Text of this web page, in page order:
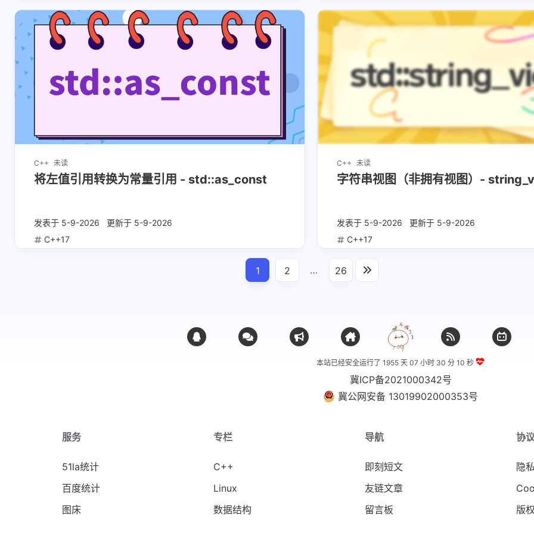
C++ 未读
将左值引用转换为常量引用 - std::as_const
发表于 5-9-2026 更新于 5-9-2026
C++17
C++ 未读
字符串视图（非拥有视图）-
发表于 5-9-2026 更新于 5-9-2026
C++17
1 2 … 26
本站已经安全运行了 1955 天 07 小时 30 分 11 秒
冀ICP备2021000342号
冀公网安备 13019902000353号
服务
51la统计
百度统计
图床
专栏
C++
Linux
数据结构
导航
即刻短文
友链文章
留言板
协
隐
版